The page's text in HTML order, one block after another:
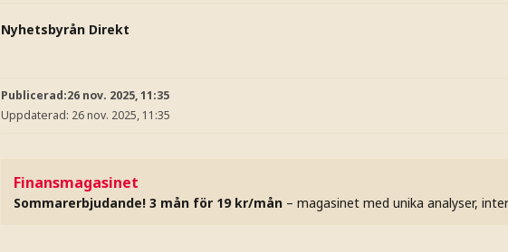
Nyhetsbyrån Direkt
Publicerad:26 nov. 2025, 11:35
Uppdaterad: 26 nov. 2025, 11:35
Finansmagasinet
Sommarerbjudande! 3 mån för 19 kr/mån – magasinet med unika analyser,